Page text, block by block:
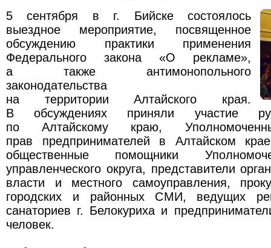
5 сентября в г. Бийске состоялось
выездное мероприятие, посвященное
обсуждению практики применения
Федерального закона «О рекламе»,
а также антимонопольного
законодательства
на территории Алтайского края.
В обсуждениях приняли участие
по Алтайскому краю,
прав предпринимателей в Алтайском
общественные помощники
управленческого округа, представители
власти и местного самоуправления,
городских и районных СМИ, ведущих
санаториев г. Белокуриха и
человек.